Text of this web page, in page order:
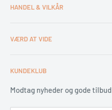
Tlf. 98180011
Medarbejdere
Kundeklub
HANDEL & VILKÅR
Handelsbetingelser
Garantiservice
Erhverv & Byggeri
VÆRD AT VIDE
Montering
Betaling
Spar på energien
KUNDEKLUB
Modtag nyheder og gode tilbud